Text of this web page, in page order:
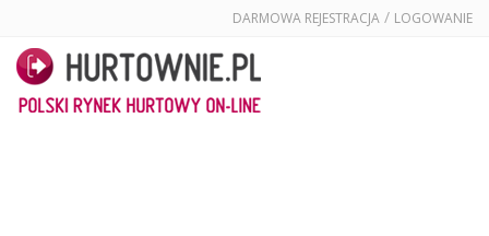
DARMOWA REJESTRACJA / LOGOWANIE